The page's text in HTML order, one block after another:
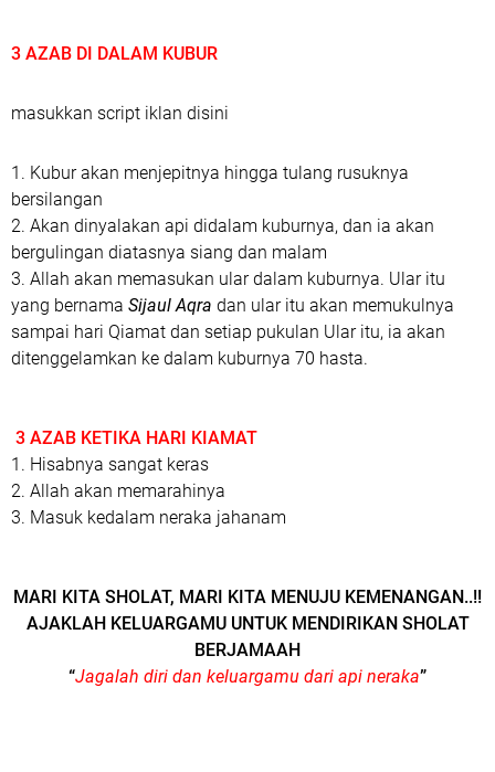
3 AZAB DI DALAM KUBUR
masukkan script iklan disini
1. Kubur akan menjepitnya hingga tulang rusuknya
bersilangan
2. Akan dinyalakan api didalam kuburnya, dan ia akan
bergulingan diatasnya siang dan malam
3. Allah akan memasukan ular dalam kuburnya. Ular itu
yang bernama Sijaul Aqra dan ular itu akan memukulnya
sampai hari Qiamat dan setiap pukulan Ular itu, ia akan
ditenggelamkan ke dalam kuburnya 70 hasta.
3 AZAB KETIKA HARI KIAMAT
1. Hisabnya sangat keras
2. Allah akan memarahinya
3. Masuk kedalam neraka jahanam
MARI KITA SHOLAT, MARI KITA MENUJU KEMENANGAN..!!
AJAKLAH KELUARGAMU UNTUK MENDIRIKAN SHOLAT
BERJAMAAH
“Jagalah diri dan keluargamu dari api neraka”